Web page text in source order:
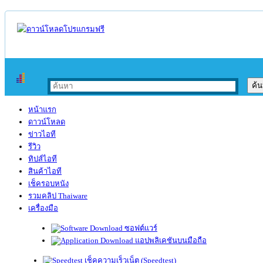
หน้าแรก
ดาวน์โหลด
ข่าวไอที
รีวิว
ทิปส์ไอที
สินค้าไอที
เช็ครอบหนัง
รวมคลิป Thaiware
เครื่องมือ
ซอฟต์แวร์
แอปพลิเคชันบนมือถือ
เช็คความเร็วเน็ต (Speedtest)